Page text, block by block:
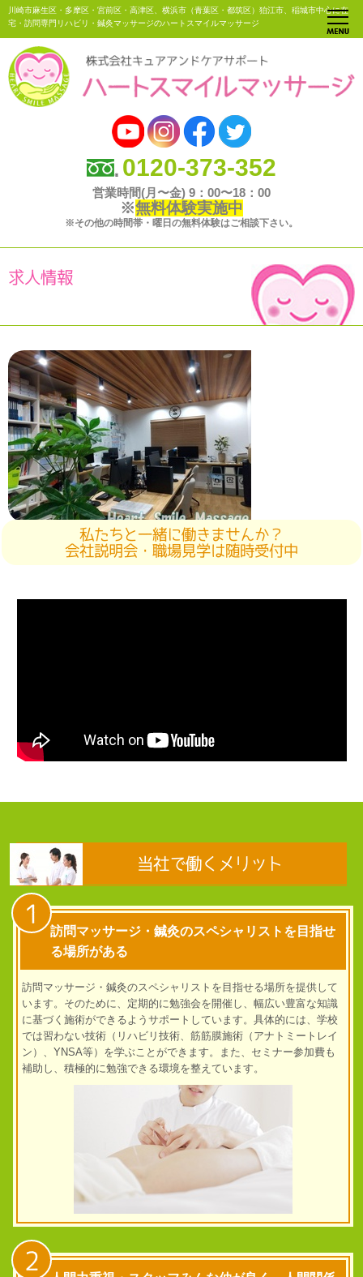
川崎市麻生区・多摩区・宮前区・高津区、横浜市（青葉区・都筑区）狛江市、稲城市中心に在
宅・訪問専門リハビリ・鍼灸マッサージのハートスマイルマッサージ
0120-373-352
営業時間(月〜金) 9：00〜18：00
※無料体験実施中
※その他の時間帯・曜日の無料体験はご相談下さい。
求人情報
私たちと一緒に働きませんか？
会社説明会・職場見学は随時受付中
当社で働くメリット
1
訪問マッサージ・鍼灸のスペシャリストを目指せ
る場所がある
訪問マッサージ・鍼灸のスペシャリストを目指せる場所を提供して
います。そのために、定期的に勉強会を開催し、幅広い豊富な知識
に基づく施術ができるようサポートしています。具体的には、学校
では習わない技術（リハビリ技術、筋筋膜施術（アナトミートレイ
ン）、YNSA等）を学ぶことができます。また、セミナー参加費も
補助し、積極的に勉強できる環境を整えています。
2